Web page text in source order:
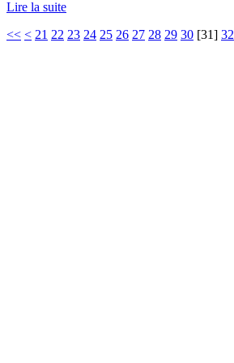
Lire la suite
<< < 21 22 23 24 25 26 27 28 29 30 [31] 32